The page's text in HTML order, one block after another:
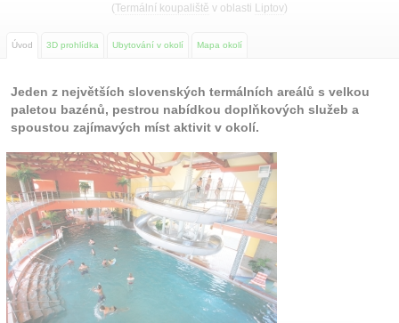
Autobusové zájezdy
Před cestou
Atrakce
O nás
Kontakt
(Termální koupaliště v oblasti Liptov)
Úvod 3D prohlídka Ubytování v okolí Mapa okolí
Jeden z největších slovenských termálních areálů s velkou
paletou bazénů, pestrou nabídkou doplňkových služeb a
spoustou zajímavých míst aktivit v okolí.